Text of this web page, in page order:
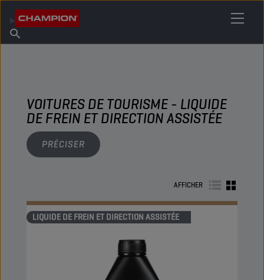
À propos de Champion
Trouver un point de vente
VOITURES DE TOURISME - LIQUIDE
DE FREIN ET DIRECTION ASSISTÉE
PRÉCISER
AFFICHER
LIQUIDE DE FREIN ET DIRECTION ASSISTÉE